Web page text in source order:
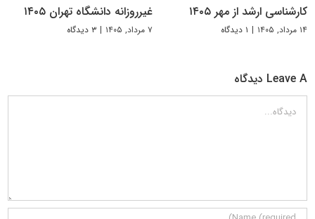
کارشناسی ارشد از مهر ۱۴۰۵
۱۴ مرداد, ۱۴۰۵ | ۱ دیدگاه
غیرروزانه دانشگاه تهران ۱۴۰۵
۷ مرداد, ۱۴۰۵ | ۳ دیدگاه
Leave A دیدگاه
دیدگاه